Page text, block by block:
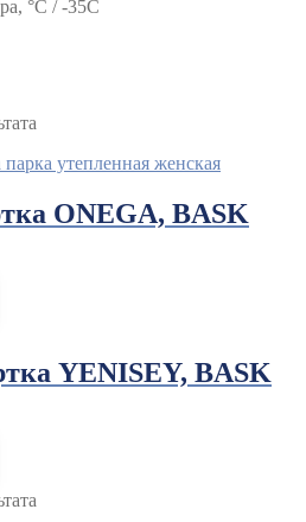
°C /-35C
ONEGA, BASK
YENISEY, BASK